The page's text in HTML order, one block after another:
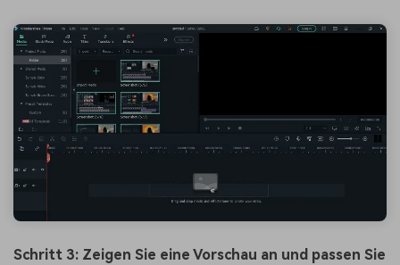
Schritt 3: Zeigen Sie eine Vorschau an und passen Sie